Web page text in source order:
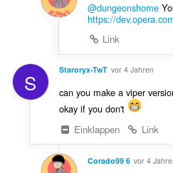
@dungeonshome
https://
Link
S Staroryx-TwT vor 4 Jahren
can you make a viper
okay if you don't
Einklappen
Link
Corado99 6 vor 4